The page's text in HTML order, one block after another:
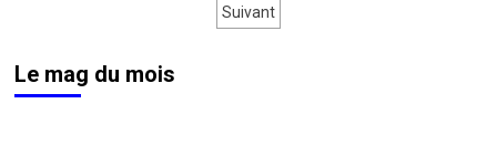
internationale !
Suivant
Le mag du mois